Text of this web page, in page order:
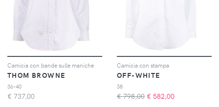
Camicia con bande sulle maniche
THOM BROWNE
36-40
€ 737,00
Camicia con stampa
OFF-WHITE
38
€ 798,00 € 582,00